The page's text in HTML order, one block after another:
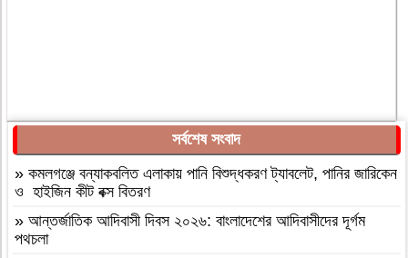
সর্বশেষ সংবাদ
» কমলগঞ্জে বন্যাকবলিত এলাকায় পানি বিশুদ্ধকরণ ট্যাবলেট, পানির জারিকেন
ও হাইজিন কীট বক্স বিতরণ
» আন্তর্জাতিক আদিবাসী দিবস ২০২৬: বাংলাদেশের আদিবাসীদের দূর্গম
পথচলা